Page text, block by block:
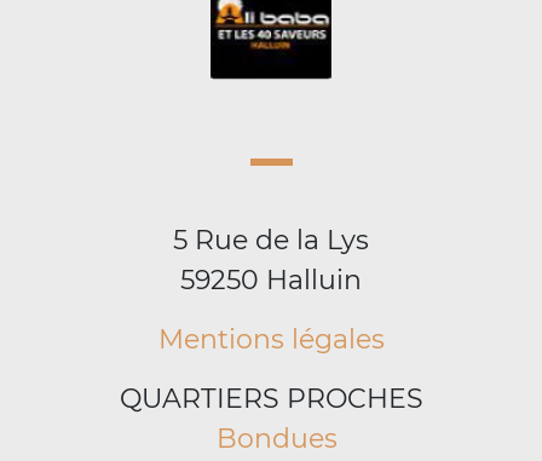
5 Rue de la Lys
59250 Halluin
Mentions légales
QUARTIERS PROCHES
Bondues